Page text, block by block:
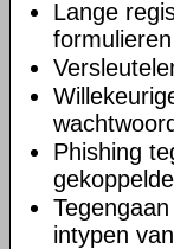
Lange
Phishing
intypen